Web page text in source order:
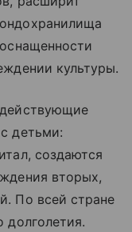
культуры.
детьми:
создаются
вторых,
По всей стране
долголетия.